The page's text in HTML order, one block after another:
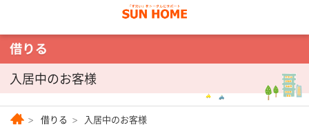
入居中のお客様
借りる 入居中のお客様